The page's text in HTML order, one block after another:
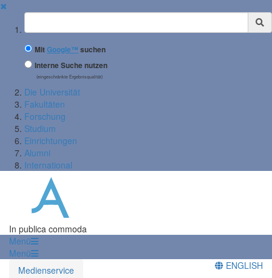
✖
Suchbegriff
MitGoogle™ suchen
Interne Suche nutzen
(eingeschränkte Ergebnisqualität)
Die Universität
Fakultäten
Forschung
Studium
Einrichtungen
Alumni
International
In publica commoda
Menü
Menü
Medienservice
ENGLISH